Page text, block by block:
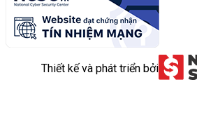
Thiết kế và phát triển bởi